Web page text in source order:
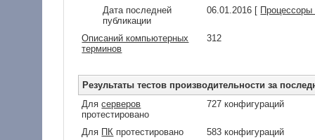
Дата последней
публикации
06.01.2016 [ Процессоры
Описаний компьютерных
терминов
312
Результаты тестов производительности за
Длясерверов
протестировано
727 конфигураций
Для ПК протестировано
583 конфигураций